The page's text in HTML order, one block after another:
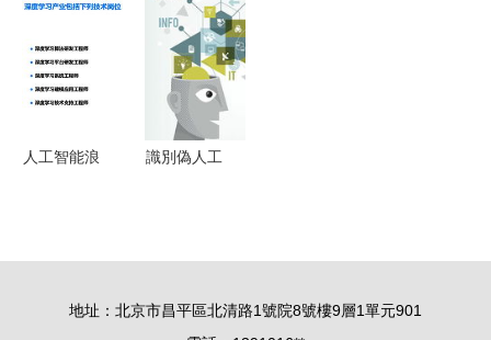
鑰匙——從
入門到人工
智能應用的
人工智能應
用軟件開發
的新趨勢與
未來展望
人工智能浪
識別偽人工
智慧
地址：北京市昌平區北清路1號院8號樓9層1單元901